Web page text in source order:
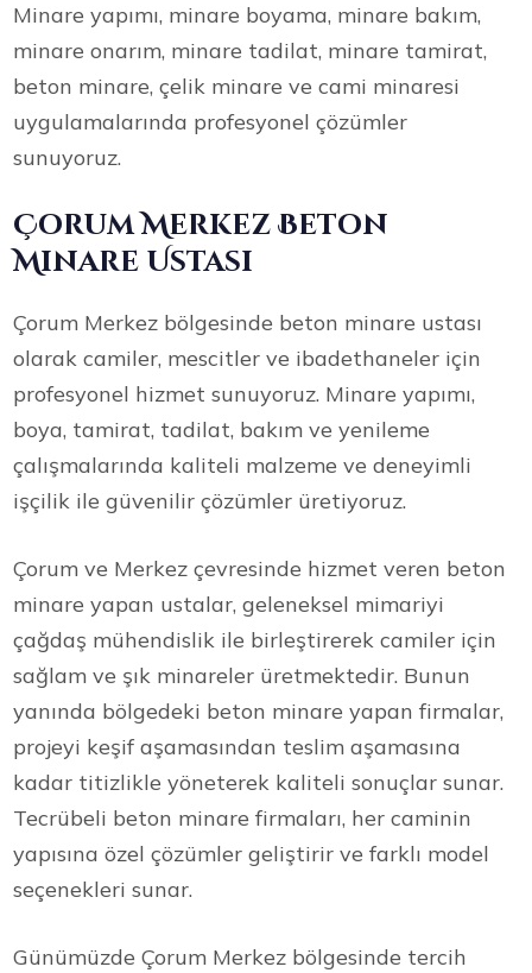
Minare yapımı, minare boyama, minare bakım,
minare onarım, minare tadilat, minare tamirat,
beton minare, çelik minare ve cami minaresi
uygulamalarında profesyonel çözümler
sunuyoruz.
Çorum Merkez Beton
Minare Ustası
Çorum Merkez bölgesinde beton minare ustası
olarak camiler, mescitler ve ibadethaneler için
profesyonel hizmet sunuyoruz. Minare yapımı,
boya, tamirat, tadilat, bakım ve yenileme
çalışmalarında kaliteli malzeme ve deneyimli
işçilik ile güvenilir çözümler üretiyoruz.
Çorum ve Merkez çevresinde hizmet veren beton
minare yapan ustalar, geleneksel mimariyi
çağdaş mühendislik ile birleştirerek camiler için
sağlam ve şık minareler üretmektedir. Bunun
yanında bölgedeki beton minare yapan firmalar,
projeyi keşif aşamasından teslim aşamasına
kadar titizlikle yöneterek kaliteli sonuçlar sunar.
Tecrübeli beton minare firmaları, her caminin
yapısına özel çözümler geliştirir ve farklı model
seçenekleri sunar.
Günümüzde Çorum Merkez bölgesinde tercih